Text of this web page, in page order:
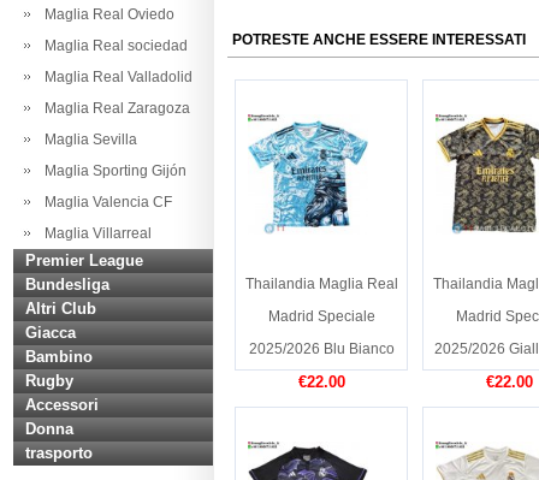
Maglia Real Oviedo
Maglia Real sociedad
Maglia Real Valladolid
Maglia Real Zaragoza
Maglia Sevilla
Maglia Sporting Gijón
Maglia Valencia CF
Maglia Villarreal
Premier League
Bundesliga
Altri Club
Giacca
Bambino
Rugby
Accessori
Donna
trasporto
POTRESTE ANCHE ESSERE INTERESSATI
Thailandia Maglia Real
Madrid Speciale
2025/2026 Blu Bianco
€22.00
Thailandia
Madrid
2025/2026
€22.00